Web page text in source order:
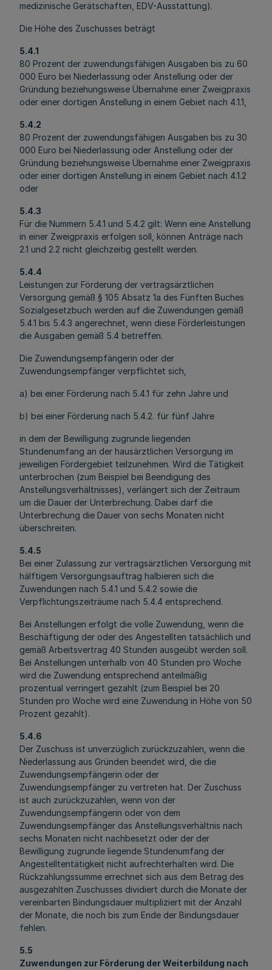
medizinische Gerätschaften, EDV-Ausstattung).
Die Höhe des Zuschusses beträgt
5.4.1
80 Prozent der zuwendungsfähigen Ausgaben bis zu 60
000 Euro bei Niederlassung oder Anstellung oder der
Gründung beziehungsweise Übernahme einer Zweigpraxis
oder einer dortigen Anstellung in einem Gebiet nach 4.1.1,
5.4.2
80 Prozent der zuwendungsfähigen Ausgaben bis zu 30
000 Euro bei Niederlassung oder Anstellung oder der
Gründung beziehungsweise Übernahme einer Zweigpraxis
oder einer dortigen Anstellung in einem Gebiet nach 4.1.2
oder
5.4.3
Für die Nummern 5.4.1 und 5.4.2 gilt: Wenn eine Anstellung
in einer Zweigpraxis erfolgen soll, können Anträge nach
2.1 und 2.2 nicht gleichzeitig gestellt werden.
5.4.4
Leistungen zur Förderung der vertragsärztlichen
Versorgung gemäß § 105 Absatz 1a des Fünften Buches
Sozialgesetzbuch werden auf die Zuwendungen gemäß
5.4.1 bis 5.4.3 angerechnet, wenn diese Förderleistungen
die Ausgaben gemäß 5.4 betreffen.
Die Zuwendungsempfängerin oder der
Zuwendungsempfänger verpflichtet sich,
a) bei einer Förderung nach 5.4.1 für zehn Jahre und
b) bei einer Förderung nach 5.4.2. für fünf Jahre
in dem der Bewilligung zugrunde liegenden
Stundenumfang an der hausärztlichen Versorgung im
jeweiligen Fördergebiet teilzunehmen. Wird die Tätigkeit
unterbrochen (zum Beispiel bei Beendigung des
Anstellungsverhältnisses), verlängert sich der Zeitraum
um die Dauer der Unterbrechung. Dabei darf die
Unterbrechung die Dauer von sechs Monaten nicht
überschreiten.
5.4.5
Bei einer Zulassung zur vertragsärztlichen Versorgung mit
hälftigem Versorgungsauftrag halbieren sich die
Zuwendungen nach 5.4.1 und 5.4.2 sowie die
Verpflichtungszeiträume nach 5.4.4 entsprechend.
Bei Anstellungen erfolgt die volle Zuwendung, wenn die
Beschäftigung der oder des Angestellten tatsächlich und
gemäß Arbeitsvertrag 40 Stunden ausgeübt werden soll.
Bei Anstellungen unterhalb von 40 Stunden pro Woche
wird die Zuwendung entsprechend anteilmäßig
prozentual verringert gezahlt (zum Beispiel bei 20
Stunden pro Woche wird eine Zuwendung in Höhe von 50
Prozent gezahlt).
5.4.6
Der Zuschuss ist unverzüglich zurückzuzahlen, wenn die
Niederlassung aus Gründen beendet wird, die die
Zuwendungsempfängerin oder der
Zuwendungsempfänger zu vertreten hat. Der Zuschuss
ist auch zurückzuzahlen, wenn von der
Zuwendungsempfängerin oder von dem
Zuwendungsempfänger das Anstellungsverhältnis nach
sechs Monaten nicht nachbesetzt oder der der
Bewilligung zugrunde liegende Stundenumfang der
Angestelltentätigkeit nicht aufrechterhalten wird. Die
Rückzahlungssumme errechnet sich aus dem Betrag des
ausgezahlten Zuschusses dividiert durch die Monate der
vereinbarten Bindungsdauer multipliziert mit der Anzahl
der Monate, die noch bis zum Ende der Bindungsdauer
fehlen.
5.5
Zuwendungen zur Förderung der Weiterbildung nach